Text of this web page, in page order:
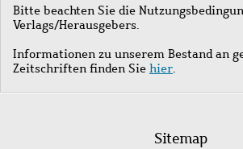
Bitte beachten Sie die
Verlags/Herausgebers.
Informationen zu unserem Bestand an
Zeitschriften finden Sie hier.
Fußleistenmenü
Sitemap